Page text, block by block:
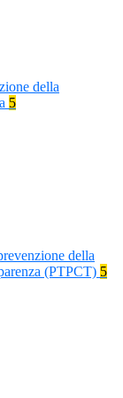
della
5
della
(PTPCT) 5